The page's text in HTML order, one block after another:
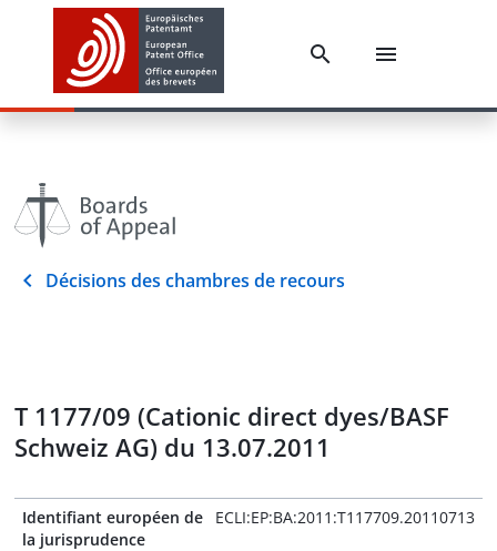
Décisions des chambres de recours
T 1177/09 (Cationic direct dyes/BASF
Schweiz AG) du 13.07.2011
Identifiant européen de
la jurisprudence
ECLI:EP:BA:2011:T117709.20110713